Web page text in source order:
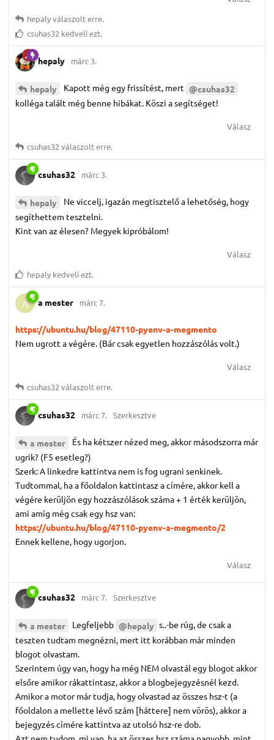
hepalyválaszolt erre.
csuhas32 kedveli ezt.
hepaly márc 3.
hepaly Kapott még egy frissítést, mert @csuhas32
kolléga talált még benne hibákat. Köszi a segítséget!
Válasz
csuhas32 válaszolt erre.
csuhas32 márc 3.
hepaly
Ne viccelj, igazán megtisztelő a lehetőség, hogy
segíthettem tesztelni.
Kint van az élesen? Megyek kipróbálom!
Válasz
hepaly kedveli ezt.
A a mester márc 7.
https://ubuntu.hu/blog/47110-pyenv-a-megmento
Nem ugrott a végére. (Bár csak egyetlen hozzászólás volt.)
Válasz
csuhas32 válaszolt erre.
csuhas32 márc 7. Szerkesztve
a mester
És ha kétszer nézed meg, akkor másodszorra már
ugrik? (F5 esetleg?)
Szerk: A linkedre kattintva nem is fog ugrani senkinek.
Tudtommal, ha a főoldalon kattintasz a címére, akkor kell a
végére kerüljön egy hozzászólások száma + 1 érték kerüljön,
ami amíg még csak egy hsz van:
https://ubuntu.hu/blog/47110-pyenv-a-megmento/2
Ennek kellene, hogy ugorjon.
Válasz
csuhas32 márc 7. Szerkesztve
a mester Legfeljebb @hepaly s..-be rúg, de csak a
teszten tudtam megnézni, mert itt korábban már minden
blogot olvastam.
Szerintem úgy van, hogy ha még NEM olvastál egy blogot akkor
elsőre amikor rákattintasz, akkor a blogbejegyzésnél kezd.
Amikor a motor már tudja, hogy olvastad az összes hsz-t (a
főoldalon a mellette lévő szám [háttere] nem vörös), akkor a
bejegyzés címére kattintva az utolsó hsz-re dob.